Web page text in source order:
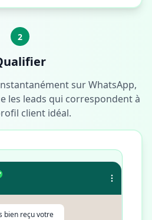
2
sur WhatsApp,
les leads qui correspondent à
client idéal.
bien reçu votre